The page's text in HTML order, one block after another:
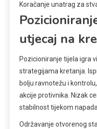
Koračanje unatrag za
utjecaj na
Pozicioniranje tijela igra
strategijama kretanja.
bolju ravnotežu i
akcije protivnika. Nizak
stabilnost tijekom
Održavanje otvorenog